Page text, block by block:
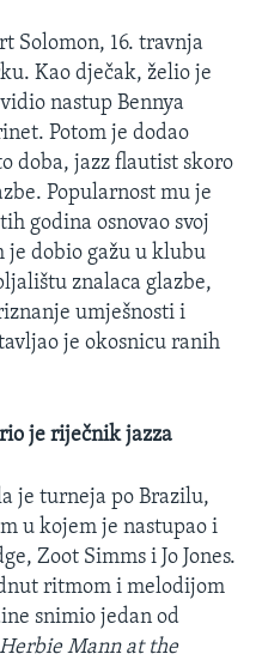
Solomon, 16. travnja
Kao dječak, želio je
nastup Bennya
Potom je dodao
doba, jazz flautist skoro
Popularnost mu je
godina osnovao svoj
je dobio gažu u klubu
znalaca glazbe,
umješnosti i
je okosnicu ranih
je riječnik jazza
je turneja po Brazilu,
u kojem je nastupao i
Zoot Simms i Jo Jones.
ritmom i melodijom
snimio jedan od
Herbie Mann at the